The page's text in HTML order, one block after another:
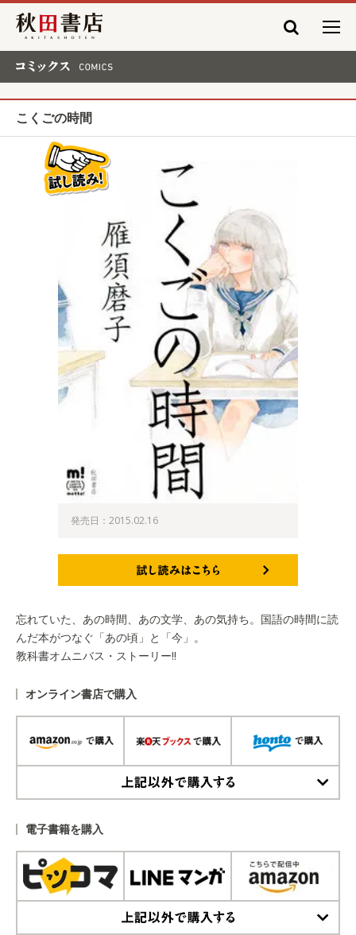
秋田書店
こくごの時間
発売日：2015.02.16
忘れていた、あの時間、あの文学、あの気持ち。国語の時間に読
んだ本がつなぐ「あの頃」と「今」。
教科書オムニバス・ストーリー!!
オンライン書店で購入
電子書籍を購入